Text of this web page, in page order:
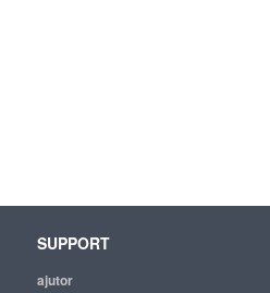
SUPPORT
ajutor